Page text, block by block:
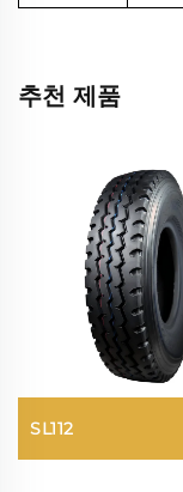
추천 제품
SL112